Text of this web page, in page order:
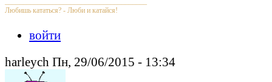
Любишь кататься? - Люби и катайся!
войти
harleych Пн, 29/06/2015 - 13:34